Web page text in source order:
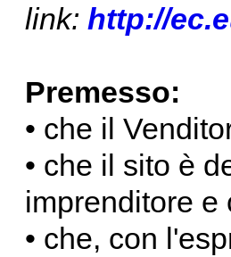
link: http://
Premesso:
• che il
• che il sito è
imprenditore e
• che, con